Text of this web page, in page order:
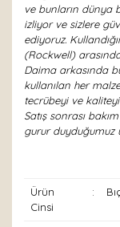
ve bunların dünya
izliyor ve sizlere
ediyoruz.
(Rockwell)
Daima arkasında
kullanılan her
tecrübeyi ve
Satış sonrası
gurur duyduğumuz
Ürün
Cinsi
: